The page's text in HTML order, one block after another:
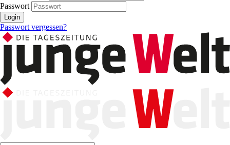
Passwort
Login
Passwort vergessen?